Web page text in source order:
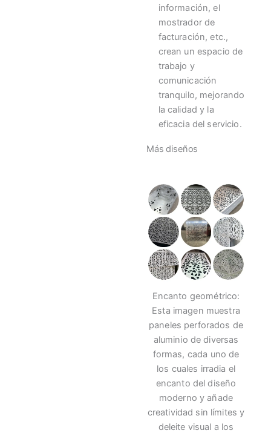
información, el
mostrador de
facturación, etc.,
crean un espacio de
trabajo y
comunicación
tranquilo, mejorando
la calidad y la
eficacia del servicio.
Más diseños
Encanto geométrico:
Esta imagen muestra
paneles perforados de
aluminio de diversas
formas, cada uno de
los cuales irradia el
encanto del diseño
moderno y añade
creatividad sin límites y
deleite visual a los